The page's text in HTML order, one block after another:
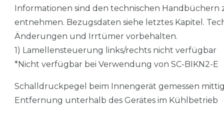
Informationen sind den technischen Handbüchern
entnehmen. Bezugsdaten siehe letztes Kapitel.
Änderungen und Irrtümer vorbehalten.
1) Lamellensteuerung links/rechts nicht verfügbar
*Nicht verfügbar bei Verwendung von SC-BIKN2-E
Schalldruckpegel beim Innengerät gemessen mittig
Entfernung unterhalb des Gerätes im Kühlbetrieb